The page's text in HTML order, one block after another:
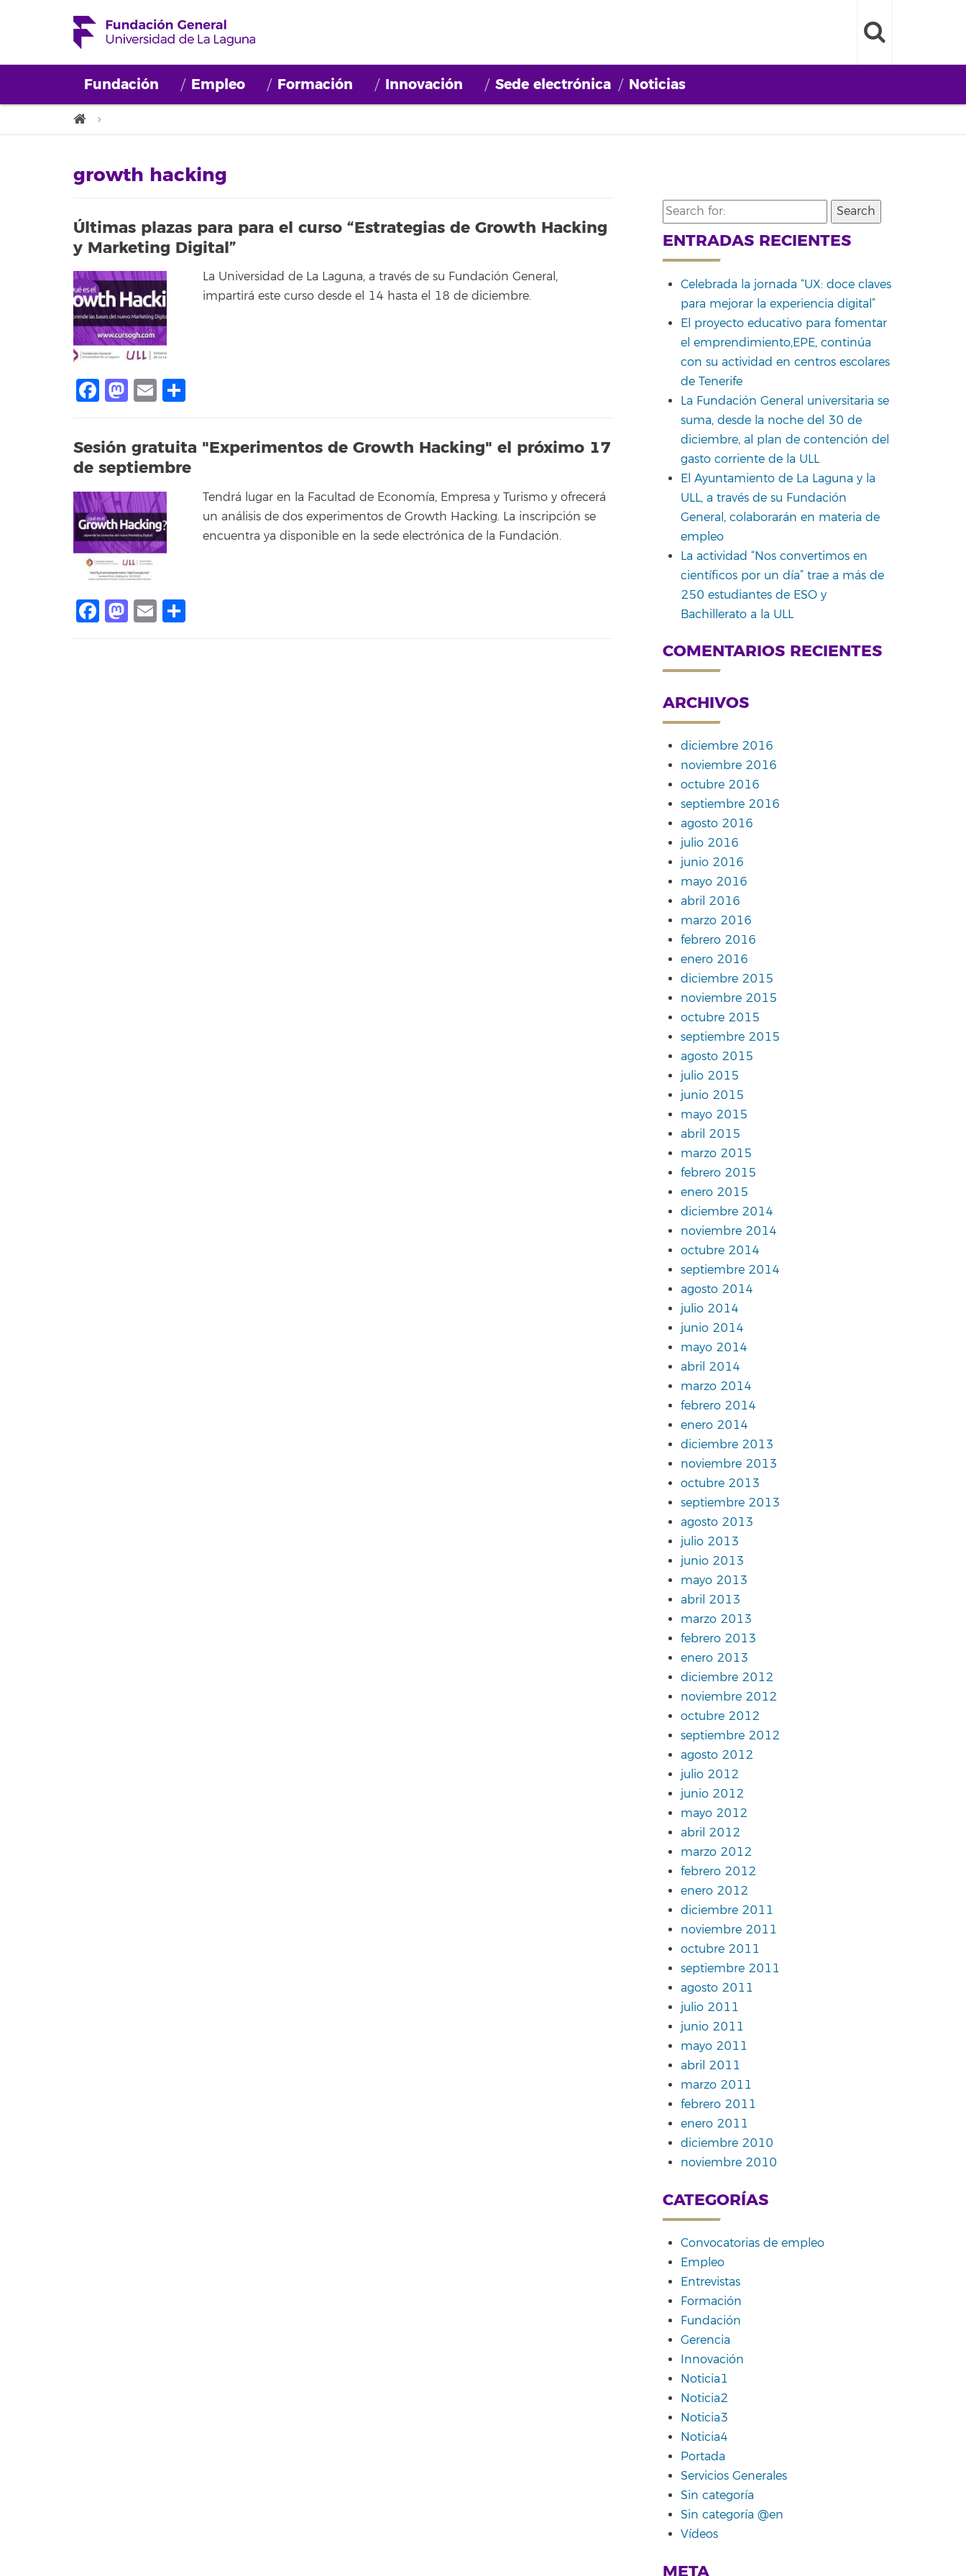
Fundación Empleo Formación Innovación Sede electrónica Noticias
growth hacking
Últimas plazas para para el curso “Estrategias de Growth Hacking
y Marketing Digital”
La Universidad de La Laguna, a través de su Fundación General,
impartirá este curso desde el 14 hasta el 18 de diciembre.
Facebook
Mastodon
Email
Sesión gratuita "Experimentos de Growth Hacking" el próximo 17
de septiembre
Tendrá lugar en la Facultad de Economía, Empresa y Turismo y ofrecerá
un análisis de dos experimentos de Growth Hacking. La inscripción se
encuentra ya disponible en la sede electrónica de la Fundación.
Facebook
Mastodon
Email
Search
for:
ENTRADAS RECIENTES
Celebrada la jornada “UX: doce claves
para mejorar la experiencia digital”
El proyecto educativo para fomentar
el emprendimiento,EPE, continúa
con su actividad en centros escolares
de Tenerife
La Fundación General universitaria se
suma, desde la noche del 30 de
diciembre, al plan de contención del
gasto corriente de la ULL
El Ayuntamiento de La Laguna y la
ULL, a través de su Fundación
General, colaborarán en materia de
empleo
La actividad “Nos convertimos en
científicos por un día” trae a más de
250 estudiantes de ESO y
Bachillerato a la ULL
COMENTARIOS RECIENTES
ARCHIVOS
diciembre 2016
noviembre 2016
octubre 2016
septiembre 2016
agosto 2016
julio 2016
junio 2016
mayo 2016
abril 2016
marzo 2016
febrero 2016
enero 2016
diciembre 2015
noviembre 2015
octubre 2015
septiembre 2015
agosto 2015
julio 2015
junio 2015
mayo 2015
abril 2015
marzo 2015
febrero 2015
enero 2015
diciembre 2014
noviembre 2014
octubre 2014
septiembre 2014
agosto 2014
julio 2014
junio 2014
mayo 2014
abril 2014
marzo 2014
febrero 2014
enero 2014
diciembre 2013
noviembre 2013
octubre 2013
septiembre 2013
agosto 2013
julio 2013
junio 2013
mayo 2013
abril 2013
marzo 2013
febrero 2013
enero 2013
diciembre 2012
noviembre 2012
octubre 2012
septiembre 2012
agosto 2012
julio 2012
junio 2012
mayo 2012
abril 2012
marzo 2012
febrero 2012
enero 2012
diciembre 2011
noviembre 2011
octubre 2011
septiembre 2011
agosto 2011
julio 2011
junio 2011
mayo 2011
abril 2011
marzo 2011
febrero 2011
enero 2011
diciembre 2010
noviembre 2010
CATEGORÍAS
Convocatorias de empleo
Empleo
Entrevistas
Formación
Fundación
Gerencia
Innovación
Noticia1
Noticia2
Noticia3
Noticia4
Portada
Servicios Generales
Sin categoría
Sin categoría @en
Vídeos
META